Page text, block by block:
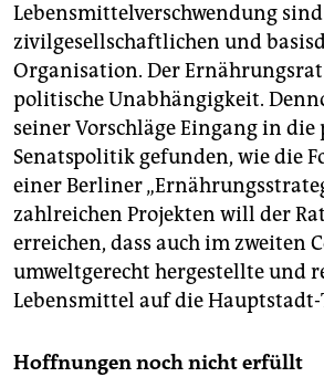
Lebensmittelverschwendung
zivilgesellschaftlichen und
Organisation. Der
politische Unabhängigkeit.
seiner Vorschläge Eingang in die
Senatspolitik gefunden, wie die
einer Berliner
zahlreichen Projekten will der
erreichen, dass auch im zweiten
umweltgerecht hergestellte und
Lebensmittel auf die Hauptstadt-
Hoffnungen noch nicht erfüllt